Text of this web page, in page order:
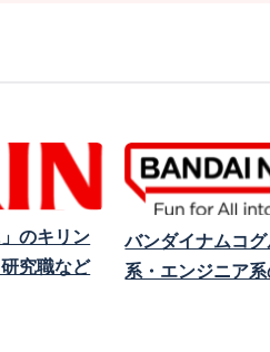
のキリン
究職など
バンダイナムコ
系・エンジニア